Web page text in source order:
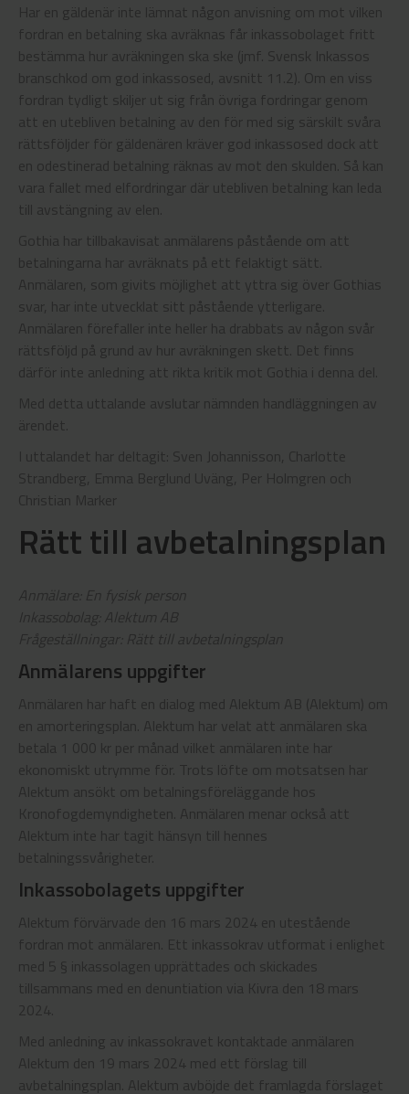
Har en gäldenär inte lämnat någon anvisning om mot vilken
fordran en betalning ska avräknas får inkassobolaget fritt
bestämma hur avräkningen ska ske (jmf. Svensk Inkassos
branschkod om god inkassosed, avsnitt 11.2). Om en viss
fordran tydligt skiljer ut sig från övriga fordringar genom
att en utebliven betalning av den för med sig särskilt svåra
rättsföljder för gäldenären kräver god inkassosed dock att
en odestinerad betalning räknas av mot den skulden. Så kan
vara fallet med elfordringar där utebliven betalning kan leda
till avstängning av elen.
Gothia har tillbakavisat anmälarens påstående om att
betalningarna har avräknats på ett felaktigt sätt.
Anmälaren, som givits möjlighet att yttra sig över Gothias
svar, har inte utvecklat sitt påstående ytterligare.
Anmälaren förefaller inte heller ha drabbats av någon svår
rättsföljd på grund av hur avräkningen skett. Det finns
därför inte anledning att rikta kritik mot Gothia i denna del.
Med detta uttalande avslutar nämnden handläggningen av
ärendet.
I uttalandet har deltagit: Sven Johannisson, Charlotte
Strandberg, Emma Berglund Uväng, Per Holmgren och
Christian Marker
Rätt till avbetalningsplan
Anmälare: En fysisk person
Inkassobolag: Alektum AB
Frågeställningar: Rätt till avbetalningsplan
Anmälarens uppgifter
Anmälaren har haft en dialog med Alektum AB (Alektum) om
en amorteringsplan. Alektum har velat att anmälaren ska
betala 1 000 kr per månad vilket anmälaren inte har
ekonomiskt utrymme för. Trots löfte om motsatsen har
Alektum ansökt om betalningsföreläggande hos
Kronofogdemyndigheten. Anmälaren menar också att
Alektum inte har tagit hänsyn till hennes
betalningssvårigheter.
Inkassobolagets uppgifter
Alektum förvärvade den 16 mars 2024 en utestående
fordran mot anmälaren. Ett inkassokrav utformat i enlighet
med 5 § inkassolagen upprättades och skickades
tillsammans med en denuntiation via Kivra den 18 mars
2024.
Med anledning av inkassokravet kontaktade anmälaren
Alektum den 19 mars 2024 med ett förslag till
avbetalningsplan. Alektum avböjde det framlagda förslaget